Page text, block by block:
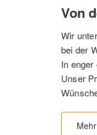
Von
Wir
bei der
In
Unser